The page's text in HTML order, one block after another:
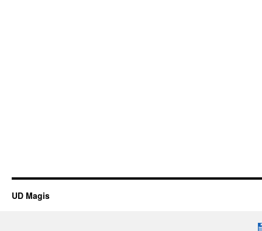
UD Magis